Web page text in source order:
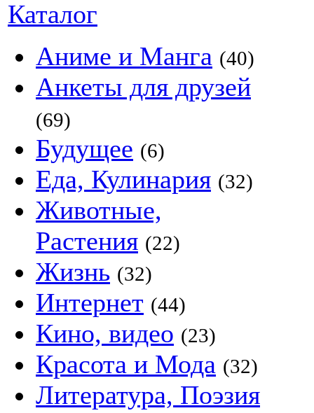
Каталог
Аниме и Манга (40)
Анкеты для друзей
(69)
Будущее (6)
Еда, Кулинария (32)
Животные,
Растения (22)
Жизнь (32)
Интернет (44)
Кино, видео (23)
Красота и Мода (32)
Литература, Поэзия